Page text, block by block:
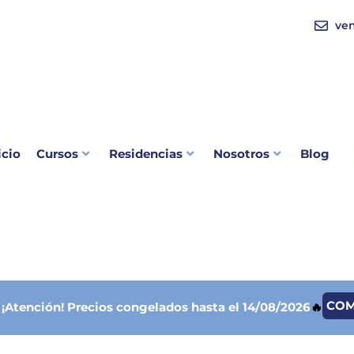
Cursos Residencias Nosotros Blog
¡Atención! Precios congelados hasta el 14/08/2026🔥